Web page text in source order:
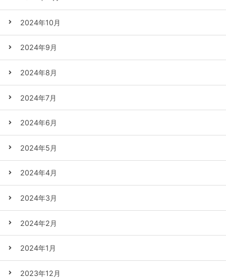
2024年10月
2024年9月
2024年8月
2024年7月
2024年6月
2024年5月
2024年4月
2024年3月
2024年2月
2024年1月
2023年12月